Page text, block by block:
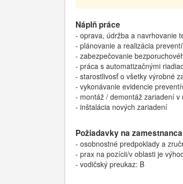
Náplň práce
- oprava, údržba a navrhovanie
- plánovanie a realizácia
- zabezpečovanie
- práca s automatizačnými
- starostlivosť o všetky výrobné
- vykonávanie evidencie
- montáž / demontáž zariadení v
- inštalácia nových zariadení
Požiadavky na zamestnanca
- osobnostné predpoklady a
- prax na pozícii/v oblasti je
- vodičský preukaz: B